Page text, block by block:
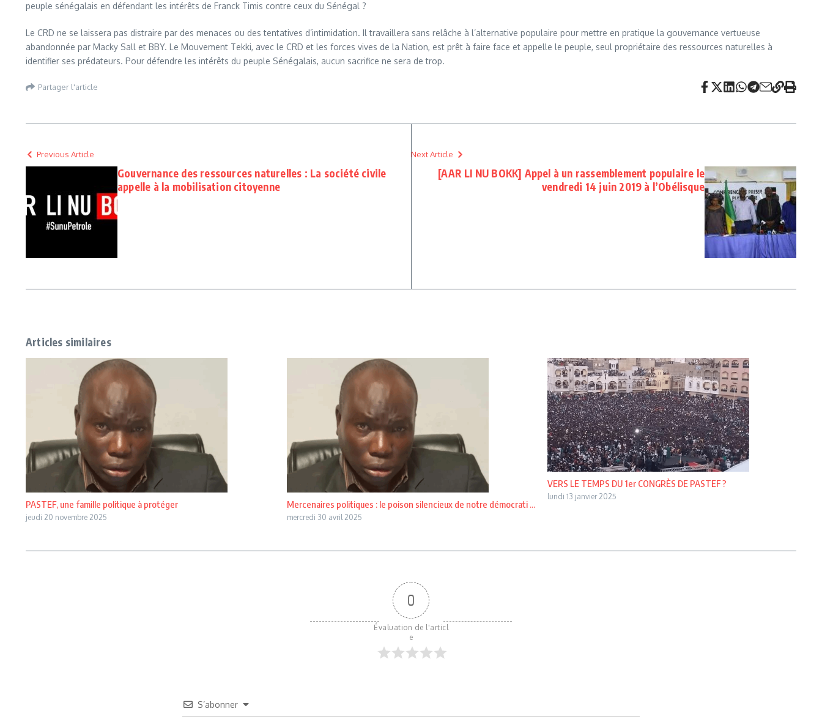
peuple sénégalais en défendant les intérêts de Franck Timis contre ceux du Sénégal ?
Le CRD ne se laissera pas distraire par des menaces ou des tentatives d’intimidation. Il travaillera sans relâche à l’alternative populaire pour mettre en pratique la gouvernance vertueuse
abandonnée par Macky Sall et BBY. Le Mouvement Tekki, avec le CRD et les forces vives de la Nation, est prêt à faire face et appelle le peuple, seul propriétaire des ressources naturelles à
identifier ses prédateurs. Pour défendre les intérêts du peuple Sénégalais, aucun sacrifice ne sera de trop.
Partager l'article
Previous Article
Gouvernance des ressources naturelles : La société civile
appelle à la mobilisation citoyenne
Next Article
[AAR LI NU BOKK] Appel à un rassemblement populaire le
vendredi 14 juin 2019 à l’Obélisque
Articles similaires
PASTEF, une famille politique à protéger
jeudi 20 novembre 2025
Mercenaires politiques : le poison silencieux de notre démocrati ...
mercredi 30 avril 2025
VERS LE TEMPS DU 1er CONGRÈS DE PASTEF ?
lundi 13 janvier 2025
0
Évaluation de l'articl
e
S’abonner